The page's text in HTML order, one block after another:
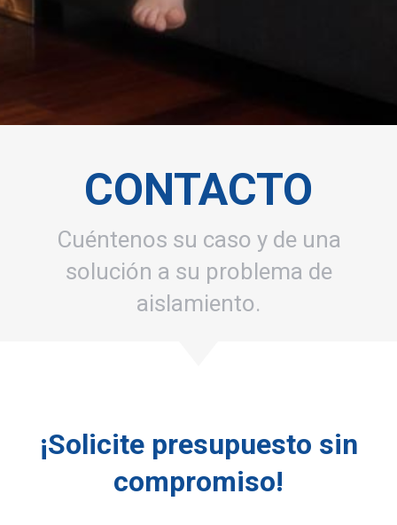
CONTACTO
Cuéntenos su caso y de una
solución a su problema de
aislamiento.
¡Solicite presupuesto sin
compromiso!